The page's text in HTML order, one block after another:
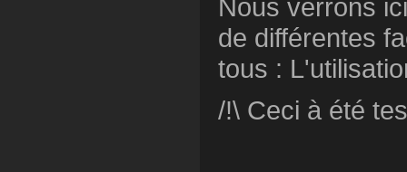
Nous verrons
de différentes
tous :
/!\ Ceci à été